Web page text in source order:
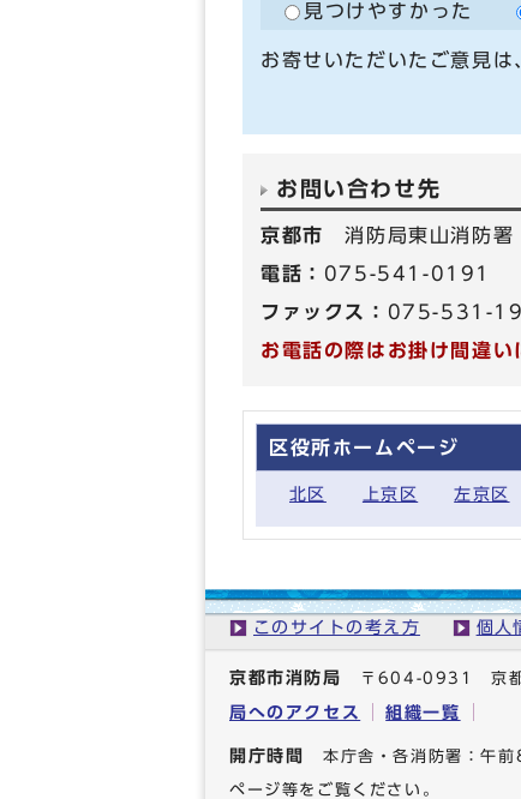
見つけやすかった
お寄せいただいたご意見は
お問い合わせ先
京都市消防局東山消防署
電話： 075-541-0191
ファックス： 075-531-
お電話の際はお掛け間違い
区役所ホームページ
北区 上京区 左京区
このサイトの考え方 個人
京都市消防局 〒604-0931 京都
局へのアクセス
組織一覧
開庁時間 本庁舎・各消防署：午
ページ等をご覧ください。